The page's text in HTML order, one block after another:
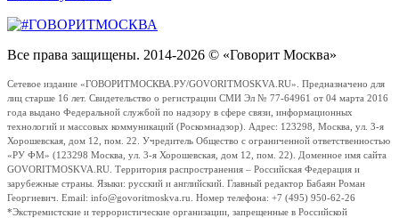
Все права защищены. 2014-2026 © «Говорит Москва»
Сетевое издание «ГОВОРИТМОСКВА.РУ/GOVORITMOSKVA.RU». Предназначено для
лиц старше 16 лет. Свидетельство о регистрации СМИ Эл № 77-64961 от 04 марта 2016
года выдано Федеральной службой по надзору в сфере связи, информационных
технологий и массовых коммуникаций (Роскомнадзор). Адрес: 123298, Москва, ул. 3-я
Хорошевская, дом 12, пом. 22. Учредитель Общество с ограниченной ответственностью
«РУ ФМ» (123298 Москва, ул. 3-я Хорошевская, дом 12, пом. 22). Доменное имя сайта
GOVORITMOSKVA.RU. Территория распространения – Российская Федерация и
зарубежные страны. Языки: русский и английский. Главный редактор Бабаян Роман
Георгиевич. Email: info@govoritmoskva.ru. Номер телефона: +7 (495) 950-62-26
*Экстремистские и террористические организации, запрещенные в Российской